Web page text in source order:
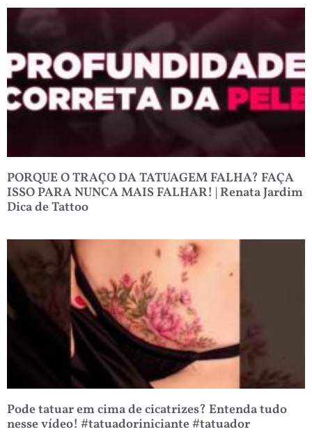
PORQUE O TRAÇO DA TATUAGEM FALHA? FAÇA
ISSO PARA NUNCA MAIS FALHAR! | Renata Jardim
Dica de Tattoo
Pode tatuar em cima de cicatrizes? Entenda tudo
nesse vídeo! #tatuadoriniciante #tatuador